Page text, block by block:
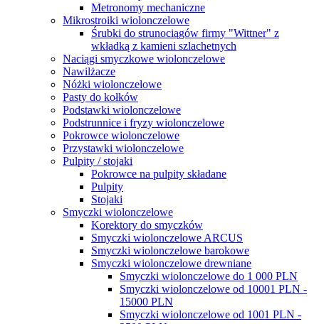
Metronomy mechaniczne
Mikrostroiki wiolonczelowe
Śrubki do strunociągów firmy "Wittner" z
wkładką z kamieni szlachetnych
Naciągi smyczkowe wiolonczelowe
Nawilżacze
Nóżki wiolonczelowe
Pasty do kołków
Podstawki wiolonczelowe
Podstrunnice i fryzy wiolonczelowe
Pokrowce wiolonczelowe
Przystawki wiolonczelowe
Pulpity / stojaki
Pokrowce na pulpity składane
Pulpity
Stojaki
Smyczki wiolonczelowe
Korektory do smyczków
Smyczki wiolonczelowe ARCUS
Smyczki wiolonczelowe barokowe
Smyczki wiolonczelowe drewniane
Smyczki wiolonczelowe do 1 000 PLN
Smyczki wiolonczelowe od 10001 PLN -
15000 PLN
Smyczki wiolonczelowe od 1001 PLN -